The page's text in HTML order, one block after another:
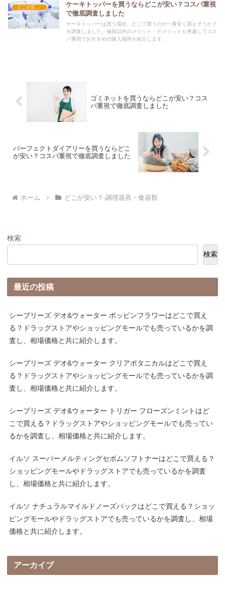
ケーキトッパーを買うならどこが安い？コスパ重視
で徹底調査しました
ケーキトッパーは買う場合、どこで買うのが一番安く買えそうか？
を調査しました。値段以外のメリット・デメリットも考慮してコス
パ重視でおすすめの購入場所を紹介します。
ゴミネットを買うならどこが安い？コス
パ重視で徹底調査しました
パーフェクトダイアリーを買うならどこ
が安い？コスパ重視で徹底調査しました
ホーム どこが安い？-調理器具・食器類
検索
検索
最近の投稿
シーブリーズ デオ&ウォーター ポッピンフラワーはどこで買え
る？ドラッグストアやショッピングモールでも売っているかを調
査し、相場価格と共に紹介します。
シーブリーズ デオ&ウォーター クリアボタニカルはどこで買え
る？ドラッグストアやショッピングモールでも売っているかを調
査し、相場価格と共に紹介します。
シーブリーズ デオ&ウォーター トリガー フローズンミントはど
こで買える？ドラッグストアやショッピングモールでも売ってい
るかを調査し、相場価格と共に紹介します。
イルソ スーパーメルティングセボムソフトナーはどこで買える？
ショッピングモールやドラッグストアでも売っているかを調査
し、相場価格と共に紹介します。
イルソ ナチュラルマイルドノーズパックはどこで買える？ショッ
ピングモールやドラッグストアでも売っているかを調査し、相場
価格と共に紹介します。
アーカイブ